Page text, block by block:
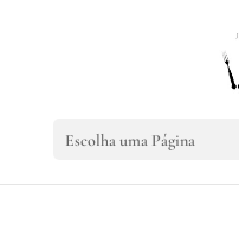
Escolha uma Página